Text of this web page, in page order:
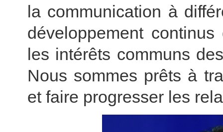
la communication à
développement
les intérêts communs
Nous sommes prêts à
et faire progresser les